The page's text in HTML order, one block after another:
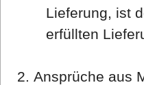
Lieferung, ist
erfüllten
Ansprüche aus